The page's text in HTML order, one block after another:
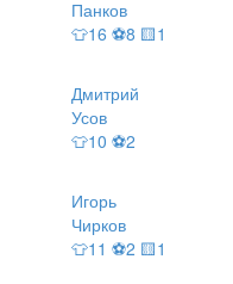
Панков
👕16 ⚽8 🟨1
Дмитрий
Усов
👕10 ⚽2
Игорь
Чирков
👕11 ⚽2 🟨1